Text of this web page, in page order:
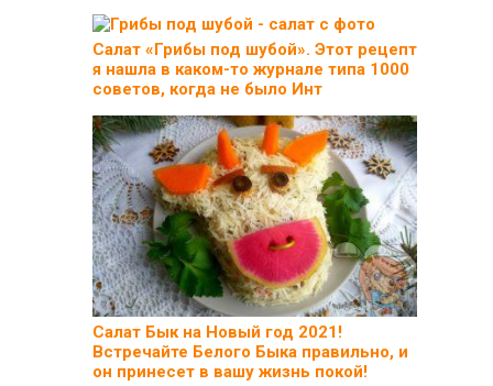
Салат «Грибы под шубой». Этот рецепт
я нашла в каком-то журнале типа 1000
советов, когда не было Инт
Салат Бык на Новый год 2021!
Встречайте Белого Быка правильно, и
он принесет в вашу жизнь покой!